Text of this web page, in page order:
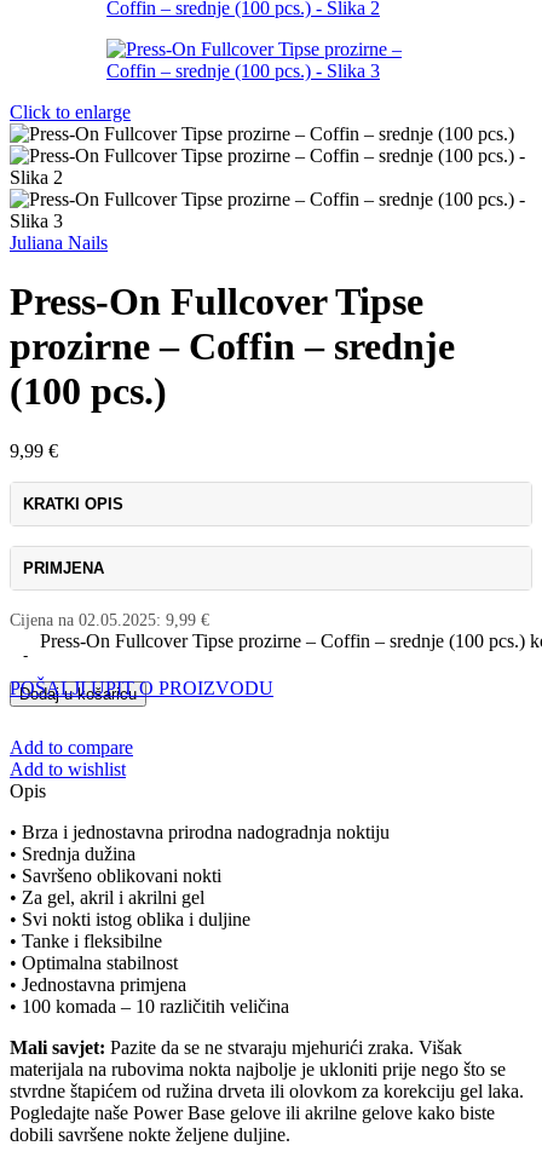
Click to enlarge
Juliana Nails
Press-On Fullcover Tipse
prozirne – Coffin – srednje
(100 pcs.)
9,99 €
KRATKI OPIS
PRIMJENA
Cijena na 02.05.2025: 9,99 €
Press-On Fullcover Tipse prozirne – Coffin – srednje (100 pcs.)
Dodaj u košaricu
POŠALJI UPIT O PROIZVODU
Add to compare
Add to wishlist
Opis
• Brza i jednostavna prirodna nadogradnja noktiju
• Srednja dužina
• Savršeno oblikovani nokti
• Za gel, akril i akrilni gel
• Svi nokti istog oblika i duljine
• Tanke i fleksibilne
• Optimalna stabilnost
• Jednostavna primjena
• 100 komada – 10 različitih veličina
Mali savjet: Pazite da se ne stvaraju mjehurići zraka. Višak
materijala na rubovima nokta najbolje je ukloniti prije nego što se
stvrdne štapićem od ružina drveta ili olovkom za korekciju gel laka.
Pogledajte naše Power Base gelove ili akrilne gelove kako biste
dobili savršene nokte željene duljine.